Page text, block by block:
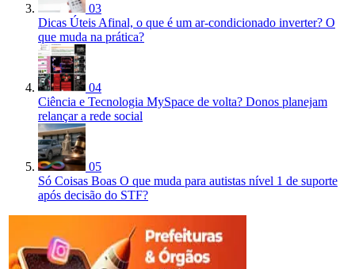
03
Dicas Úteis Afinal, o que é um ar-condicionado inverter? O
que muda na prática?
04
Ciência e Tecnologia MySpace de volta? Donos planejam
relançar a rede social
05
Só Coisas Boas O que muda para autistas nível 1 de suporte
após decisão do STF?